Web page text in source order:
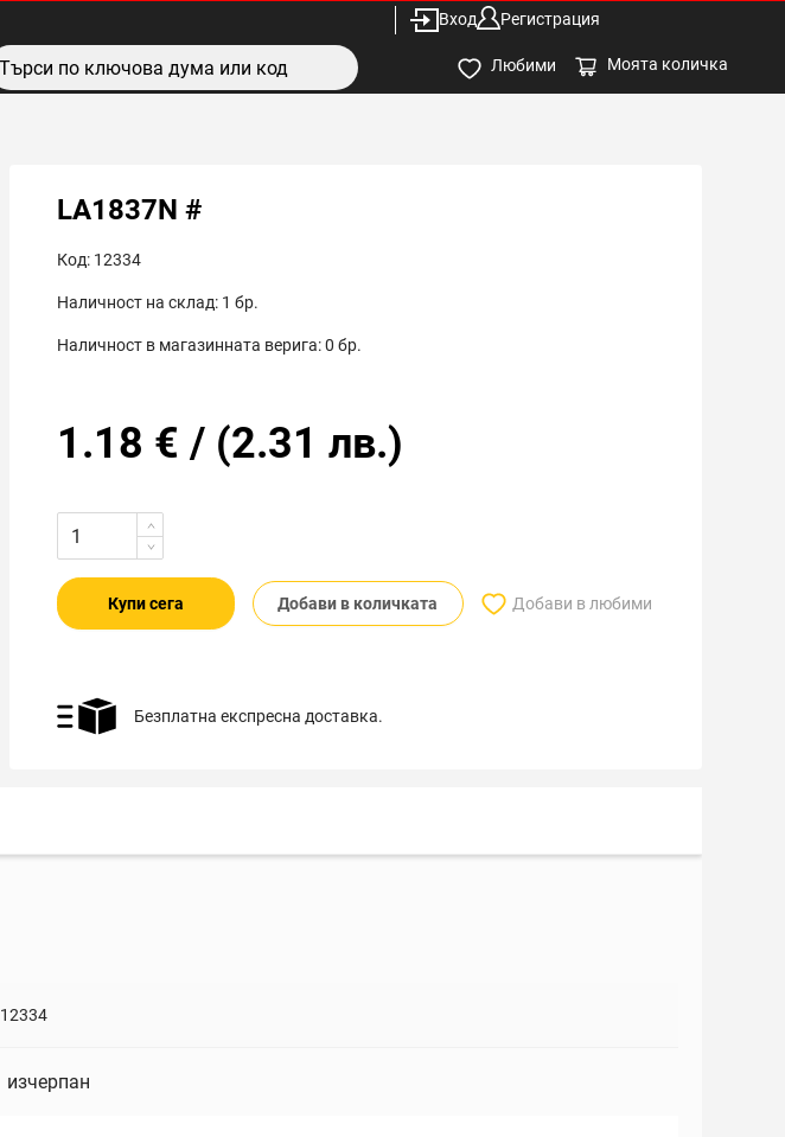
Вход Регистрация
Любими Моята количка
LA1837N #
Код: 12334
Наличност на склад: 1 бр.
Наличност в магазинната верига:0 бр.
1.18 € / (2.31 лв.)
Купи сега Добави в количката Добави в любими
Безплатна експресна доставка.
12334
изчерпан